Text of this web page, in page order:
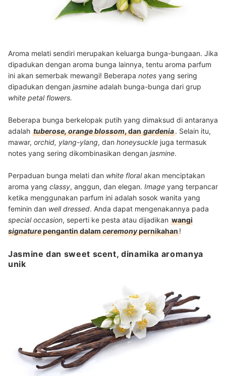
Aroma melati sendiri merupakan keluarga bunga-bungaan. Jika
dipadukan dengan aroma bunga lainnya, tentu aroma parfum
ini akan semerbak mewangi! Beberapa notes yang sering
dipadukan dengan jasmine adalah bunga-bunga dari grup
white petal flowers.
Beberapa bunga berkelopak putih yang dimaksud di antaranya
adalah tuberose, orange blossom, dan gardenia. Selain itu,
mawar, orchid, ylang-ylang, dan honeysuckle juga termasuk
notes yang sering dikombinasikan dengan jasmine.
Perpaduan bunga melati dan white floralakan menciptakan
aroma yang classy, anggun, dan elegan. Image yang terpancar
ketika menggunakan parfum ini adalah sosok wanita yang
feminin dan well dressed. Anda dapat mengenakannya pada
special occasion, seperti ke pesta atau dijadikan wangi
signaturepengantin dalamceremonypernikahan!
Jasmine dan sweet scent, dinamika aromanya
unik